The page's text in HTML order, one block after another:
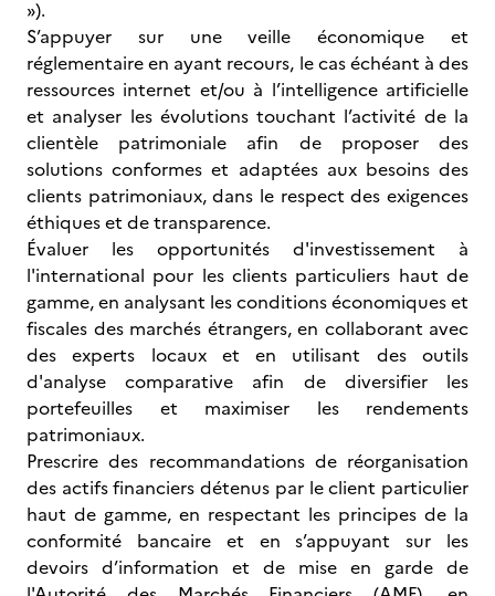
»).
S’appuyer sur une veille économique et
réglementaire en ayant recours, le cas échéant à des
ressources internet et/ou à l’intelligence artificielle
et analyser les évolutions touchant l’activité de la
clientèle patrimoniale afin de proposer des
solutions conformes et adaptées aux besoins des
clients patrimoniaux, dans le respect des exigences
éthiques et de transparence.
Évaluer les opportunités d'investissement à
l'international pour les clients particuliers haut de
gamme, en analysant les conditions économiques et
fiscales des marchés étrangers, en collaborant avec
des experts locaux et en utilisant des outils
d'analyse comparative afin de diversifier les
portefeuilles et maximiser les rendements
patrimoniaux.
Prescrire des recommandations de réorganisation
des actifs financiers détenus par le client particulier
haut de gamme, en respectant les principes de la
conformité bancaire et en s’appuyant sur les
devoirs d’information et de mise en garde de